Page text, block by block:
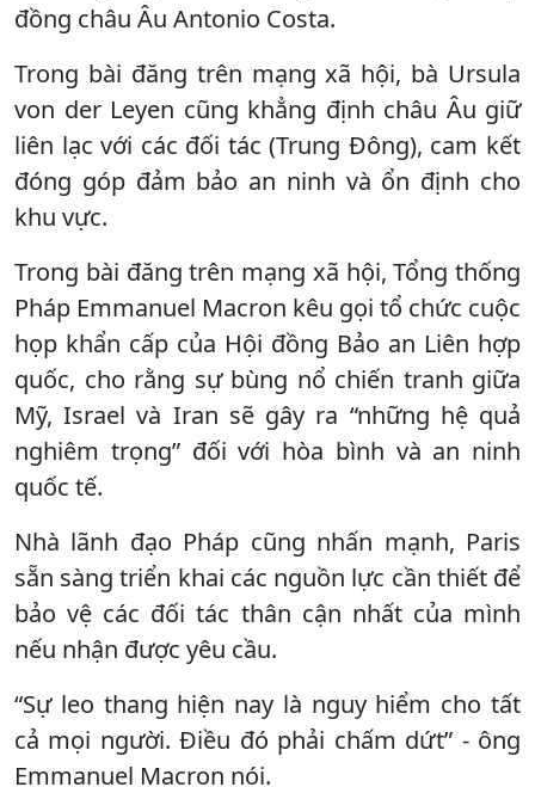
đồng châu Âu Antonio Costa.
Trong bài đăng trên mạng xã hội, bà Ursula
von der Leyen cũng khẳng định châu Âu giữ
liên lạc với các đối tác (Trung Đông), cam kết
đóng góp đảm bảo an ninh và ổn định cho
khu vực.
Trong bài đăng trên mạng xã hội, Tổng thống
Pháp Emmanuel Macron kêu gọi tổ chức cuộc
họp khẩn cấp của Hội đồng Bảo an Liên hợp
quốc, cho rằng sự bùng nổ chiến tranh giữa
Mỹ, Israel và Iran sẽ gây ra “những hệ quả
nghiêm trọng” đối với hòa bình và an ninh
quốc tế.
Nhà lãnh đạo Pháp cũng nhấn mạnh, Paris
sẵn sàng triển khai các nguồn lực cần thiết để
bảo vệ các đối tác thân cận nhất của mình
nếu nhận được yêu cầu.
“Sự leo thang hiện nay là nguy hiểm cho tất
cả mọi người. Điều đó phải chấm dứt” - ông
Emmanuel Macron nói.